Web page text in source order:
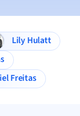
Lily Hulatt
Freitas